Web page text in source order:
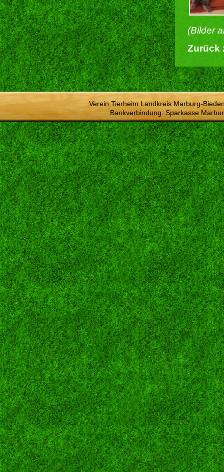
(Bilder
Zurück
Verein Tierheim Landkreis Marburg-
Bankverbindung: Sparkasse